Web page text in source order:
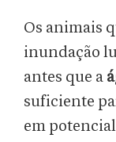
Os animais
inundação
antes que a
suficiente
em